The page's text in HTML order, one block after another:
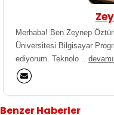
Merhaba! Ben Zeynep
Üniversitesi Bilgisayar
ediyorum. Teknolo .. devamı..
Benzer Haberler